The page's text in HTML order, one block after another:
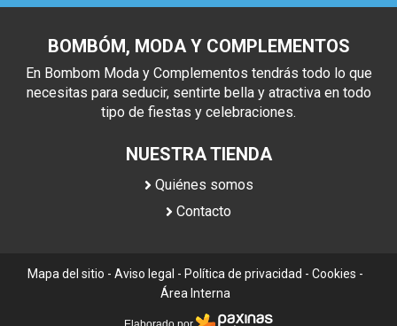
BOMBÓM, MODA Y COMPLEMENTOS
En Bombom Moda y Complementos tendrás todo lo que
necesitas para seducir, sentirte bella y atractiva en todo
tipo de fiestas y celebraciones.
NUESTRA TIENDA
Quiénes somos
Contacto
Mapa del sitio - Aviso legal - Política de privacidad - Cookies -
Área Interna